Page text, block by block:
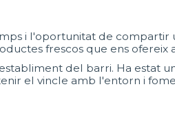
i l'oportunitat de compartir
frescos que ens ofereix
del barri. Ha estat
el vincle amb l'entorn i